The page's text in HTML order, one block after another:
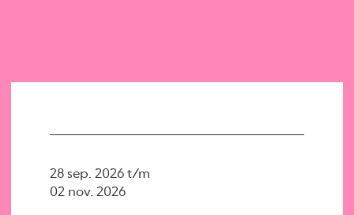
28 sep. 2026 t/m
02 nov. 2026